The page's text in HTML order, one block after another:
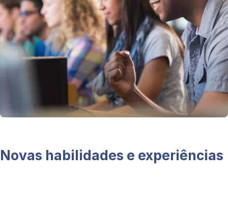
Novas habilidades e experiências